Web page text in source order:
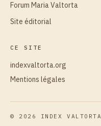
Forum Maria Valtorta
Site éditorial
CE SITE
indexvaltorta.org
Mentions légales
© 2026 INDEX VALTORTA